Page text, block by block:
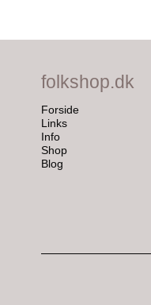
folkshop.dk
Forside
Links
Info
Shop
Blog